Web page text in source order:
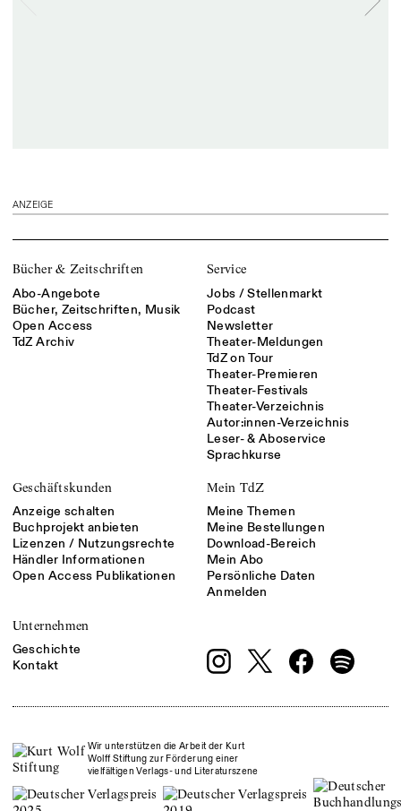
ANZEIGE
Bücher & Zeitschriften
Abo-Angebote
Bücher, Zeitschriften, Musik
Open Access
TdZ Archiv
Service
Jobs / Stellenmarkt
Podcast
Newsletter
Theater-Meldungen
TdZ on Tour
Theater-Premieren
Theater-Festivals
Theater-Verzeichnis
Autor:innen-Verzeichnis
Leser- & Aboservice
Sprachkurse
Geschäftskunden
Anzeige schalten
Buchprojekt anbieten
Lizenzen / Nutzungsrechte
Händler Informationen
Open Access Publikationen
Mein TdZ
Meine Themen
Meine Bestellungen
Download-Bereich
Mein Abo
Persönliche Daten
Anmelden
Unternehmen
Geschichte
Kontakt
Wir unterstützen die Arbeit der Kurt
Wolff Stiftung zur Förderung einer
vielfältigen Verlags- und Literaturszene